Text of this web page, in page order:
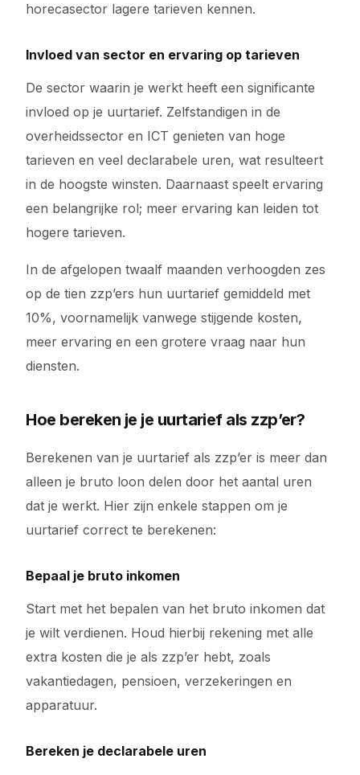
horecasector lagere tarieven kennen.
Invloed van sector en ervaring op tarieven
De sector waarin je werkt heeft een significante
invloed op je uurtarief. Zelfstandigen in de
overheidssector en ICT genieten van hoge
tarieven en veel declarabele uren, wat resulteert
in de hoogste winsten. Daarnaast speelt ervaring
een belangrijke rol; meer ervaring kan leiden tot
hogere tarieven.
In de afgelopen twaalf maanden verhoogden zes
op de tien zzp’ers hun uurtarief gemiddeld met
10%, voornamelijk vanwege stijgende kosten,
meer ervaring en een grotere vraag naar hun
diensten.
Hoe bereken je je uurtarief als zzp’er?
Berekenen van je uurtarief als zzp’er is meer dan
alleen je bruto loon delen door het aantal uren
dat je werkt. Hier zijn enkele stappen om je
uurtarief correct te berekenen:
Bepaal je bruto inkomen
Start met het bepalen van het bruto inkomen dat
je wilt verdienen. Houd hierbij rekening met alle
extra kosten die je als zzp’er hebt, zoals
vakantiedagen, pensioen, verzekeringen en
apparatuur.
Bereken je declarabele uren